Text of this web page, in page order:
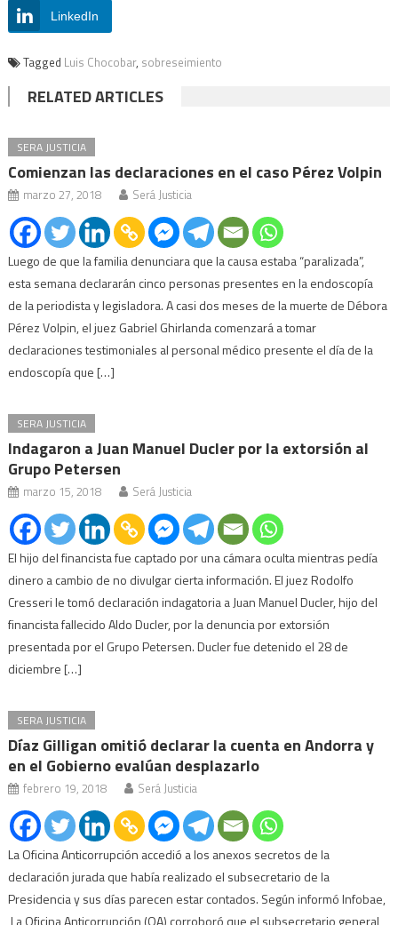
LinkedIn
Tagged Luis Chocobar, sobreseimiento
RELATED ARTICLES
SERA JUSTICIA
Comienzan las declaraciones en el caso Pérez Volpin
marzo 27, 2018 Será Justicia
Luego de que la familia denunciara que la causa estaba “paralizada”,
esta semana declararán cinco personas presentes en la endoscopía
de la periodista y legisladora. A casi dos meses de la muerte de Débora
Pérez Volpin, el juez Gabriel Ghirlanda comenzará a tomar
declaraciones testimoniales al personal médico presente el día de la
endoscopía que […]
SERA JUSTICIA
Indagaron a Juan Manuel Ducler por la extorsión al
Grupo Petersen
marzo 15, 2018 Será Justicia
El hijo del financista fue captado por una cámara oculta mientras pedía
dinero a cambio de no divulgar cierta información. El juez Rodolfo
Cresseri le tomó declaración indagatoria a Juan Manuel Ducler, hijo del
financista fallecido Aldo Ducler, por la denuncia por extorsión
presentada por el Grupo Petersen. Ducler fue detenido el 28 de
diciembre […]
SERA JUSTICIA
Díaz Gilligan omitió declarar la cuenta en Andorra y
en el Gobierno evalúan desplazarlo
febrero 19, 2018 Será Justicia
La Oficina Anticorrupción accedió a los anexos secretos de la
declaración jurada que había realizado el subsecretario de la
Presidencia y sus días parecen estar contados. Según informó Infobae,
La Oficina Anticorrupción (OA) corroboró que el subsecretario general